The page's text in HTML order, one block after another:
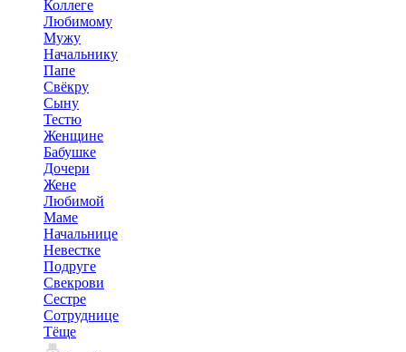
Коллеге
Любимому
Мужу
Начальнику
Папе
Свёкру
Сыну
Тестю
Женщине
Бабушке
Дочери
Жене
Любимой
Маме
Начальнице
Невестке
Подруге
Свекрови
Сестре
Сотруднице
Тёще